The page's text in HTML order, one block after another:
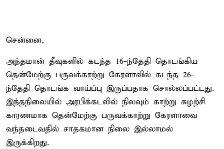
சென்னை,
அந்தமான் தீவுகளில் கடந்த 16-ந்தேதி தொடங்கிய
தென்மேற்கு பருவக்காற்று கேரளாவில் கடந்த 26-
ந்தேதி தொடங்க வாய்ப்பு இருப்பதாக சொல்லப்பட்டது.
இந்தநிலையில் அரபிக்கடலில் நிலவும் காற்று சுழற்சி
காரணமாக தென்மேற்கு பருவக்காற்று கேரளாவை
வந்தடைவதில் சாதகமான நிலை இல்லாமல்
இருக்கிறது.